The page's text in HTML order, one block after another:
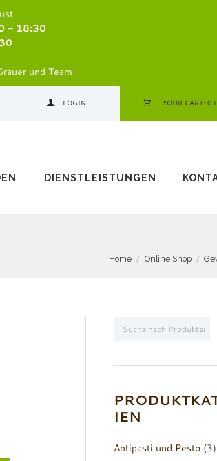
- 18:30
und Team
LOGIN YOUR CART: 0
DIENSTLEISTUNGEN
Home Online Shop
IEN
Antipasti und Pesto (3)